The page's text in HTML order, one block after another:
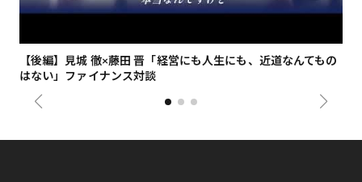
【後編】見城 徹×藤田 晋「経営にも人生にも、近道なんてもの
はない」ファイナンス対談